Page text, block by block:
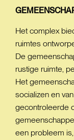
Het complex
ruimtes
De
rustige ruimte,
Het
socializen en
gecontroleerde
een probleem